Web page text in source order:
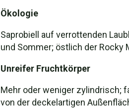
Ökologie
Saprobiell auf verrottenden
und Sommer; östlich der Rocky
Unreifer Fruchtkörper
Mehr oder weniger zylindrisch;
von der deckelartigen